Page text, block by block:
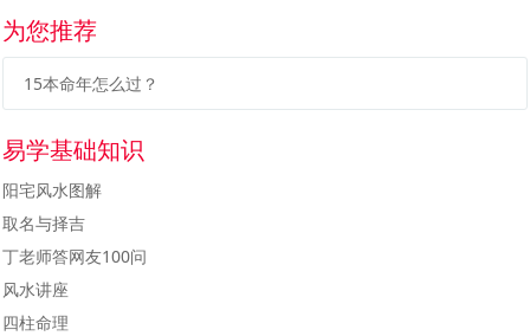
为您推荐
15本命年怎么过？
易学基础知识
阳宅风水图解
取名与择吉
丁老师答网友100问
风水讲座
四柱命理